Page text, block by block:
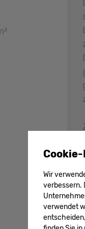
Wir
verbessern.
verwendet